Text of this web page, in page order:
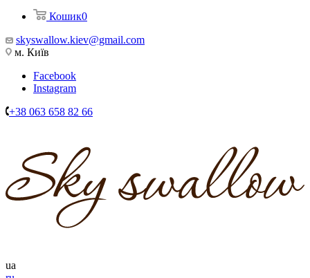
Кошик0
skyswallow.kiev@gmail.com
м. Київ
Facebook
Instagram
+38 063 658 82 66
ua